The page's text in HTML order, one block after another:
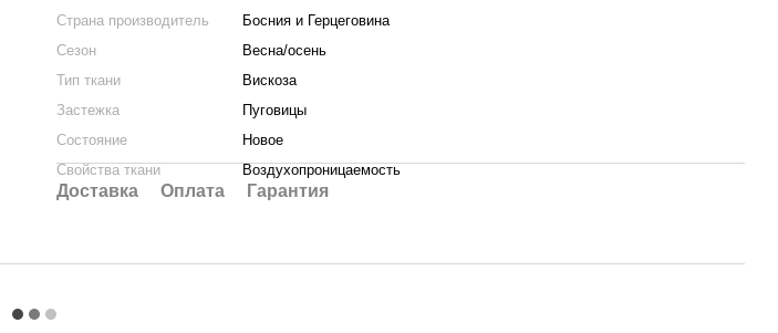
Страна производитель
Босния и Герцеговина
Сезон
Весна/осень
Тип ткани
Вискоза
Застежка
Пуговицы
Состояние
Новое
Свойства ткани
Воздухопроницаемость
Доставка Оплата Гарантия